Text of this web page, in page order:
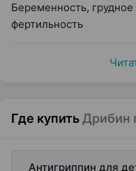
Беременность,
фертильность
Где купитьДрибин
Антигриппин для